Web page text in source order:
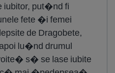
iubitor, put�nd fi
fete �i femei
de Dragobete,
lu�nd drumul
s� se lase iubite